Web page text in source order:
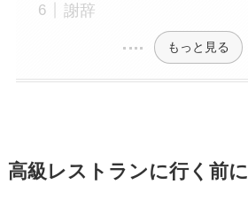
謝辞
もっと見る
高級レストランに行く前に